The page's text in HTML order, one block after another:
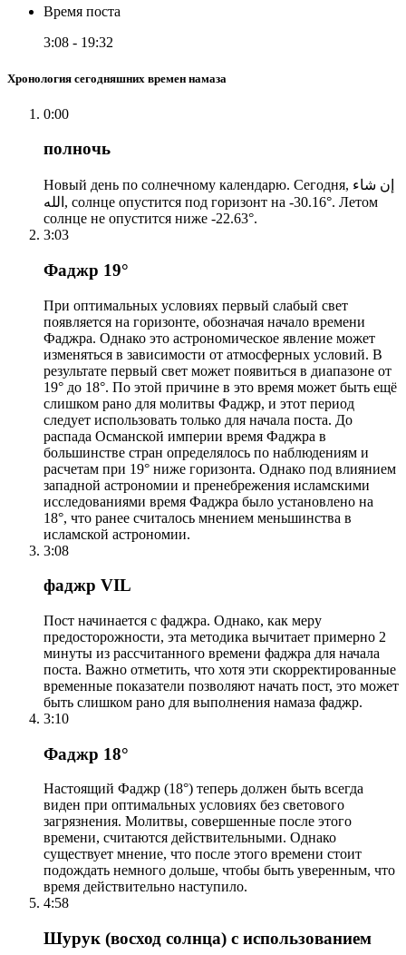
Время поста
3:08 - 19:32
Хронология сегодняшних времен намаза
0:00
полночь
Новый день по солнечному календарю. Сегодня, إن شاء
الله, солнце опустится под горизонт на -30.16°. Летом
солнце не опустится ниже -22.63°.
3:03
Фаджр 19°
При оптимальных условиях первый слабый свет
появляется на горизонте, обозначая начало времени
Фаджра. Однако это астрономическое явление может
изменяться в зависимости от атмосферных условий. В
результате первый свет может появиться в диапазоне от
19° до 18°. По этой причине в это время может быть ещё
слишком рано для молитвы Фаджр, и этот период
следует использовать только для начала поста. До
распада Османской империи время Фаджра в
большинстве стран определялось по наблюдениям и
расчетам при 19° ниже горизонта. Однако под влиянием
западной астрономии и пренебрежения исламскими
исследованиями время Фаджра было установлено на
18°, что ранее считалось мнением меньшинства в
исламской астрономии.
3:08
фаджр VIL
Пост начинается с фаджра. Однако, как меру
предосторожности, эта методика вычитает примерно 2
минуты из рассчитанного времени фаджра для начала
поста. Важно отметить, что хотя эти скорректированные
временные показатели позволяют начать пост, это может
быть слишком рано для выполнения намаза фаджр.
3:10
Фаджр 18°
Настоящий Фаджр (18°) теперь должен быть всегда
виден при оптимальных условиях без светового
загрязнения. Молитвы, совершенные после этого
времени, считаются действительными. Однако
существует мнение, что после этого времени стоит
подождать немного дольше, чтобы быть уверенным, что
время действительно наступило.
4:58
Шурук (восход солнца) с использованием